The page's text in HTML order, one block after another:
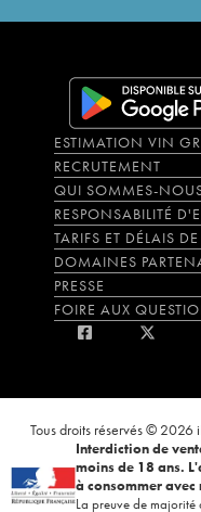
ESTIMATION VIN
RECRUTEMENT
QUI SOMMES-
RESPONSABILITÉ
TARIFS ET DÉLAIS
DOMAINES
PRESSE
FOIRE AUX
Tous droits réservés © 2026
Interdiction de
moins de 18 ans.
à consommer
La preuve de majorité